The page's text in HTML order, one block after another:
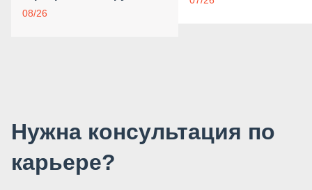
08/26
Нужна консультация по
карьере?